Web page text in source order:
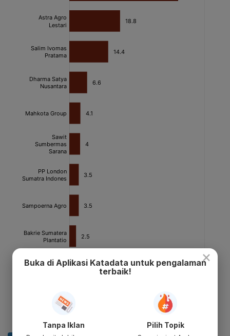
×
Buka di Aplikasi Katadata untuk pengalaman
terbaik!
Tanpa Iklan Pilih Topik